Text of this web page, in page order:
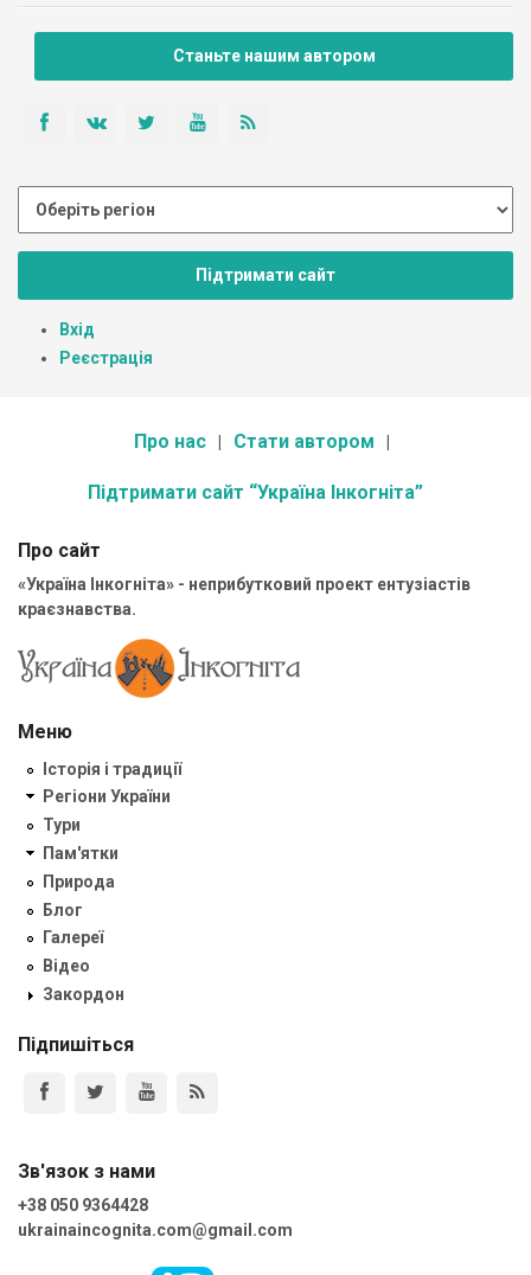
Станьте нашим автором
Підтримати сайт
Вхід
Реєстрація
Про нас Стати автором
Підтримати сайт “Україна Інкогніта”
Про сайт
«Україна Інкогніта» - неприбутковий проект ентузіастів
краєзнавства.
Меню
Історія і традиції
Регіони України
Тури
Пам'ятки
Природа
Блог
Галереї
Відео
Закордон
Підпишіться
Зв'язок з нами
+38 050 9364428
ukrainaincognita.com@gmail.com